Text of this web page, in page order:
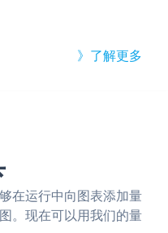
》了解更多
在运行中向图表添加量
。现在可以用我们的量